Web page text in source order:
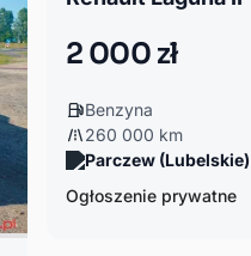
2 000 zł
Benzyna
260 000 km
Parczew (Lubelskie)
Ogłoszenie prywatne